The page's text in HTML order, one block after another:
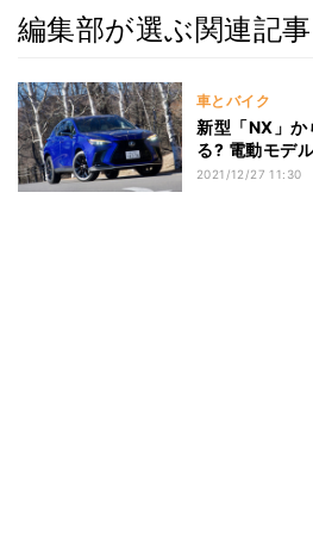
編集部が選ぶ関連記事
車とバイク
新型「NX」か
る? 電動モデ
2021/12/27 11:30